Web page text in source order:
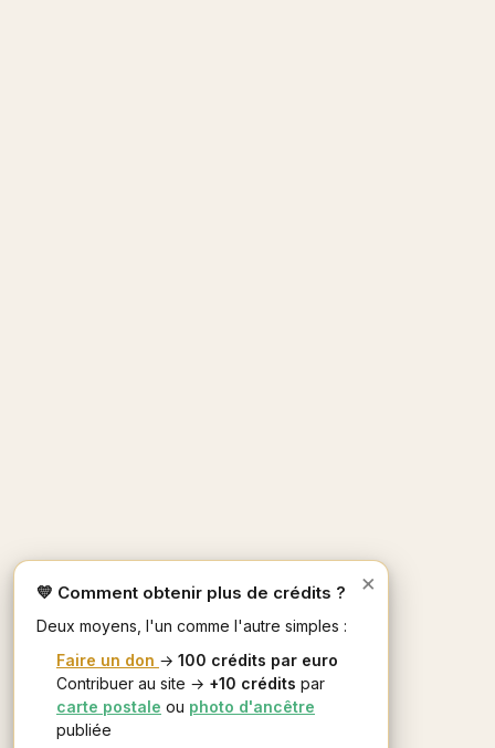
×
💛 Comment obtenir plus de crédits ?
Deux moyens, l'un comme l'autre simples :
Faire un don → 100 crédits par euro
Contribuer au site → +10 crédits par
carte postale ou photo d'ancêtre
publiée